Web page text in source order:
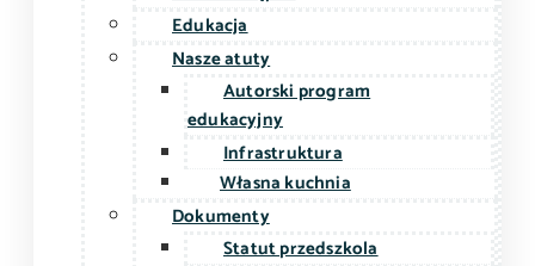
Edukacja
Nasze atuty
Autorski program
edukacyjny
Infrastruktura
Własna kuchnia
Dokumenty
Statut przedszkola